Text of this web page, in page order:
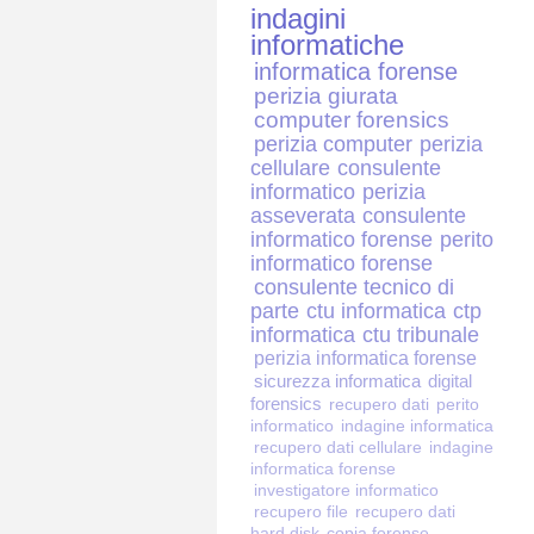
indagini
informatiche
informatica forense
perizia giurata
computer forensics
perizia computer perizia
cellulare consulente
informatico perizia
asseverata consulente
informatico forense perito
informatico forense
consulente tecnico di
parte ctu informatica ctp
informatica ctu tribunale
perizia informatica forense
sicurezza informatica digital
forensics recupero dati perito
informatico indagine informatica
recupero dati cellulare indagine
informatica forense
investigatore informatico
recupero file recupero dati